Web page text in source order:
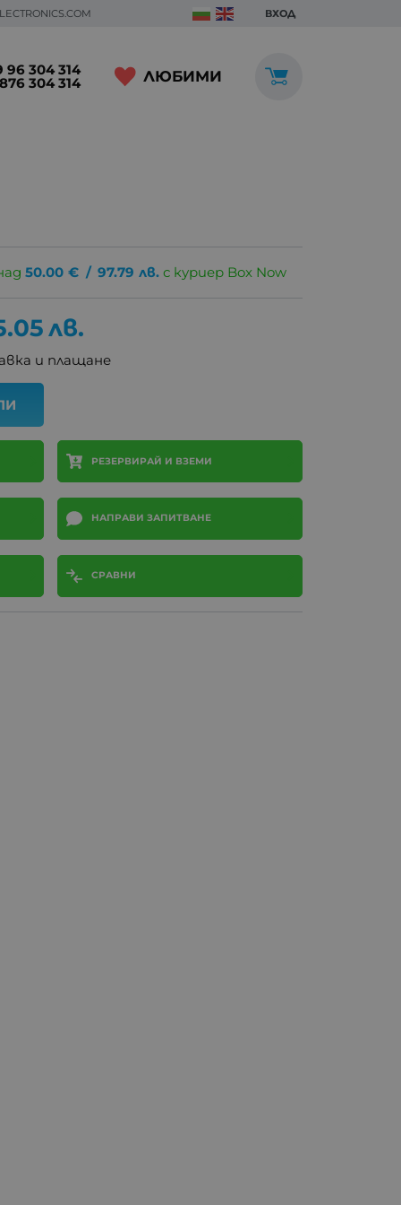
ВХОД
96 304 314
304 314 ЛЮБИМИ
50.00 € / 97.79 лв. с куриер Box Now
лв.
и плащане
РЕЗЕРВИРАЙ И ВЗЕМИ
НАПРАВИ ЗАПИТВАНЕ
СРАВНИ